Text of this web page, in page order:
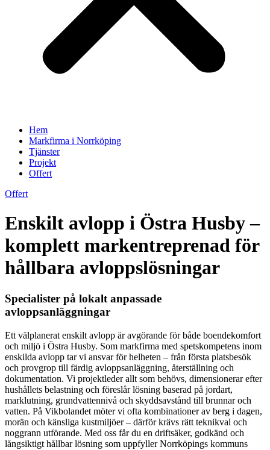
Hem
Markfirma i Norrköping
Tjänster
Projekt
Offert
Offert
Enskilt avlopp i Östra Husby –
komplett markentreprenad för
hållbara avloppslösningar
Specialister på lokalt anpassade
avloppsanläggningar
Ett välplanerat enskilt avlopp är avgörande för både boendekomfort
och miljö i Östra Husby. Som markfirma med spetskompetens inom
enskilda avlopp tar vi ansvar för helheten – från första platsbesök
och provgrop till färdig avloppsanläggning, återställning och
dokumentation. Vi projektleder allt som behövs, dimensionerar efter
hushållets belastning och föreslår lösning baserad på jordart,
marklutning, grundvattennivå och skyddsavstånd till brunnar och
vatten. På Vikbolandet möter vi ofta kombinationer av berg i dagen,
morän och känsliga kustmiljöer – därför krävs rätt teknikval och
noggrann utförande. Med oss får du en driftsäker, godkänd och
långsiktigt hållbar lösning som uppfyller Norrköpings kommuns